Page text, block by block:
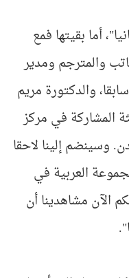
أما بقيتها فمع
والمترجم ومدير
والدكتورة مريم
المشاركة في مركز
وسينضم إلينا لاحقا
العربية في
الآن مشاهدينا أن